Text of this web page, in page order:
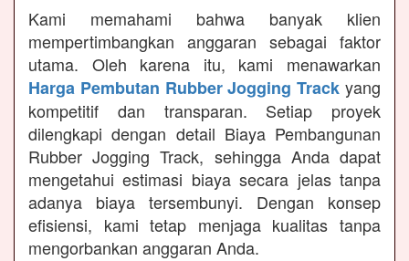
Kami memahami bahwa banyak klien
mempertimbangkan anggaran sebagai faktor
utama. Oleh karena itu, kami menawarkan
Harga Pembutan Rubber Jogging Track yang
kompetitif dan transparan. Setiap proyek
dilengkapi dengan detail Biaya Pembangunan
Rubber Jogging Track, sehingga Anda dapat
mengetahui estimasi biaya secara jelas tanpa
adanya biaya tersembunyi. Dengan konsep
efisiensi, kami tetap menjaga kualitas tanpa
mengorbankan anggaran Anda.